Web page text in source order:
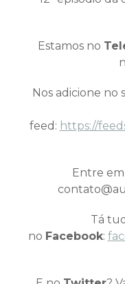
Estamos no
Nos adicione no
feed: https://
Entre
Tá
no Facebook: